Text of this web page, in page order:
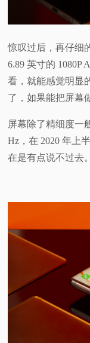
惊叹过后，再仔细
6.89 英寸的 1080P
看，就能感觉明显
了，如果能把屏幕
屏幕除了精细度一
Hz，在 2020 年上
在是有点说不过去。